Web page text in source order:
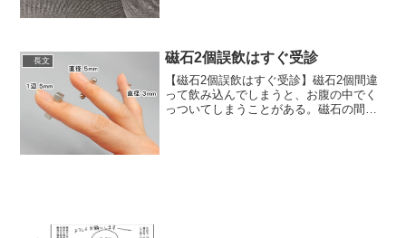
長文 磁石2個誤飲はすぐ受診
【磁石2個誤飲はすぐ受診】磁石2個間違
って飲み込んでしまうと、お腹の中でく
っついてしまうことがある。磁石の間に